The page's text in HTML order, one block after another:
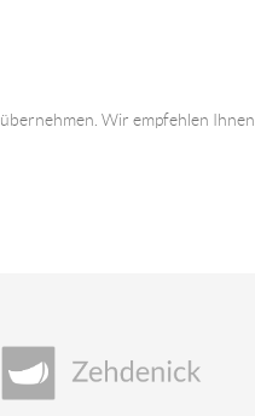
Wir empfehlen Ihnen,